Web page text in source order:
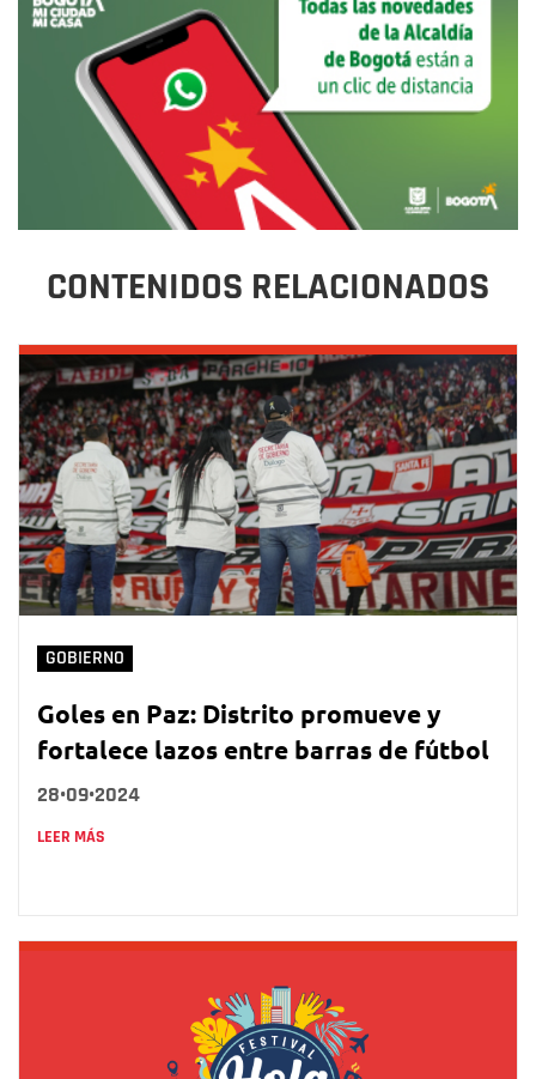
CONTENIDOS RELACIONADOS
GOBIERNO
Goles en Paz: Distrito promueve y
fortalece lazos entre barras de fútbol
28•09•2024
LEER MÁS